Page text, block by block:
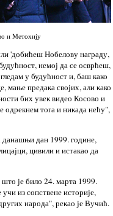
и Метохију
'добићеш Нобелову награду,
немој да се осврћеш,
у будућност и, баш како
мање предака својих, али како
бих увек видео Косово и
одрекнем тога и никада нећу",
данашњи дан 1999. године,
цивили и истакао да
је било 24. марта 1999.
из сопствене историје,
народа", рекао је Вучић.